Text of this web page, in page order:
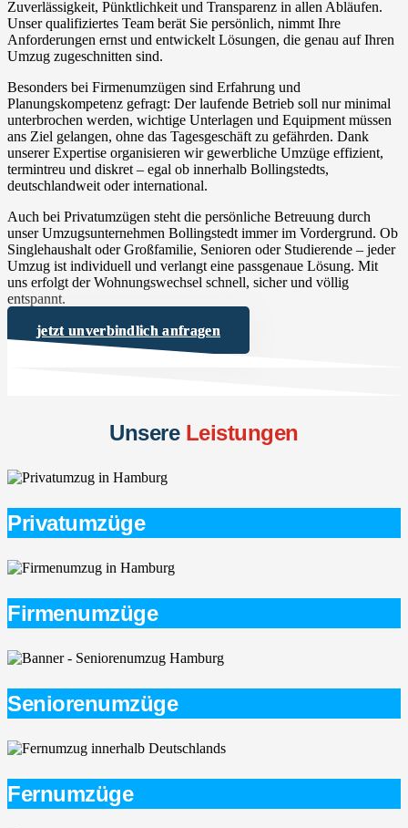
Zuverlässigkeit, Pünktlichkeit und Transparenz in allen Abläufen.
Unser qualifiziertes Team berät Sie persönlich, nimmt Ihre
Anforderungen ernst und entwickelt Lösungen, die genau auf Ihren
Umzug zugeschnitten sind.
Besonders bei Firmenumzügen sind Erfahrung und
Planungskompetenz gefragt: Der laufende Betrieb soll nur minimal
unterbrochen werden, wichtige Unterlagen und Equipment müssen
ans Ziel gelangen, ohne das Tagesgeschäft zu gefährden. Dank
unserer Expertise organisieren wir gewerbliche Umzüge effizient,
termintreu und diskret – egal ob innerhalb Bollingstedts,
deutschlandweit oder international.
Auch bei Privatumzügen steht die persönliche Betreuung durch
unser Umzugsunternehmen Bollingstedt immer im Vordergrund. Ob
Singlehaushalt oder Großfamilie, Senioren oder Studierende – jeder
Umzug ist individuell und verlangt eine passgenaue Lösung. Mit
uns erfolgt der Wohnungswechsel schnell, sicher und völlig
entspannt.
jetzt unverbindlich anfragen
UnsereLeistungen
Privatumzüge
Firmenumzüge
Seniorenumzüge
Fernumzüge